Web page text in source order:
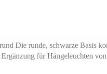
Die runde, schwarze Basis
für Hängeleuchten